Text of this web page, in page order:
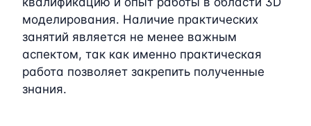
моделирования. Наличие практических
занятий является не менее важным
аспектом, так как именно практическая
работа позволяет закрепить полученные
знания.